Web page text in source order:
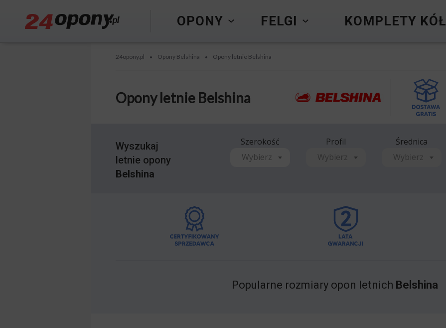
OPONY FELGI KOMPLETY KÓŁ
24opony.pl • Opony Belshina • Opony letnie Belshina
Opony letnie Belshina
Wyszukaj
letnie opony
Belshina
Szerokość
Wybierz
Profil
Wybierz
Średnica
Wybierz
Popularne rozmiary opon letnich Belshina